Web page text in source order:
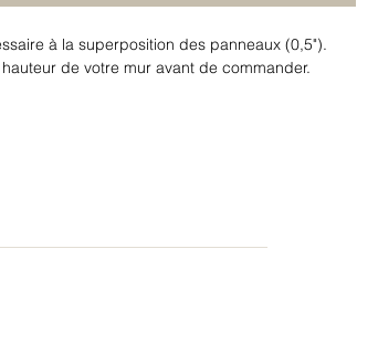
à la superposition des panneaux (0,5").
de votre mur avant de commander.